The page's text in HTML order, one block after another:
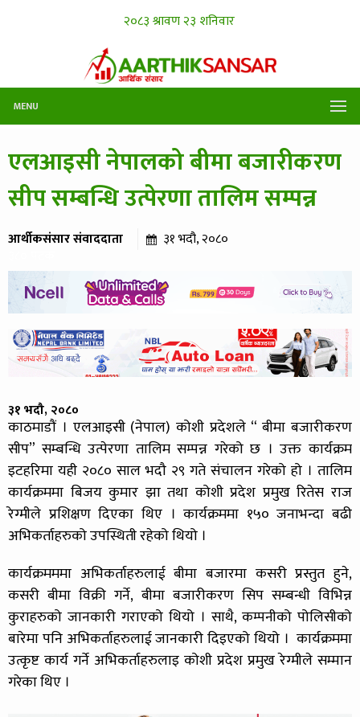
MENU
एलआइसी नेपालको बीमा बजारीकरण
सीप सम्बन्धि उत्पेरणा तालिम सम्पन्न
आर्थीकसंसार संवाददाता ३१ भदौ, २०८०
३१ भदौ, २०८०
काठमाडौं । एलआइसी (नेपाल) कोशी प्रदेशले “ बीमा बजारीकरण
सीप” सम्बन्धि उत्पेरणा तालिम सम्पन्न गरेको छ । उक्त कार्यक्रम
इटहरिमा यही २०८० साल भदौ २९ गते संचालन गरेको हो । तालिम
कार्यक्रममा बिजय कुमार झा तथा कोशी प्रदेश प्रमुख रितेस राज
रेग्मीले प्रशिक्षण दिएका थिए । कार्यक्रममा १५० जनाभन्दा बढी
अभिकर्ताहरुको उपस्थिती रहेको थियो ।
कार्यक्रमममा अभिकर्ताहरुलाई बीमा बजारमा कसरी प्रस्तुत हुने,
कसरी बीमा विक्री गर्ने, बीमा बजारीकरण सिप सम्बन्धी विभिन्न
कुराहरुको जानकारी गराएको थियो । साथै, कम्पनीको पोलिसीको
बारेमा पनि अभिकर्ताहरुलाई जानकारी दिइएको थियो । कार्यक्रममा
उत्कृष्ट कार्य गर्ने अभिकर्ताहरुलाइ कोशी प्रदेश प्रमुख रेग्मीले सम्मान
गरेका थिए ।